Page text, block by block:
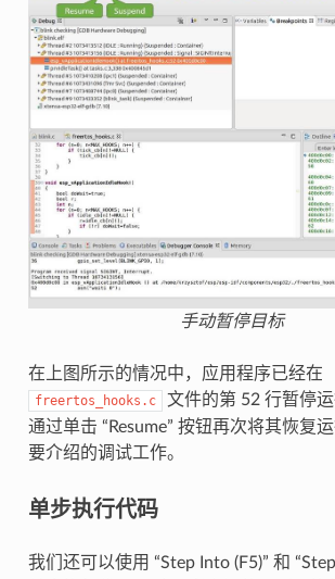
手动暂停目标
在上图所示的情况中，应用程序已经在
freertos_hooks.c
文件的第 52 行暂停
通过单击 “Resume” 按钮再次将其恢复
要介绍的调试工作。
单步执行代码
我们还可以使用 “Step Into (F5)” 和